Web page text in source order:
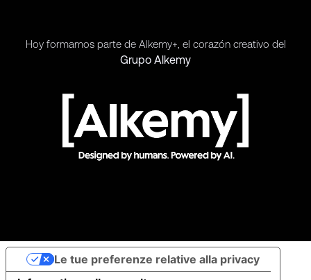
Hoy formamos parte de Alkemy+, el corazón creativo del
Grupo Alkemy
Le tue preferenze relative alla privacy